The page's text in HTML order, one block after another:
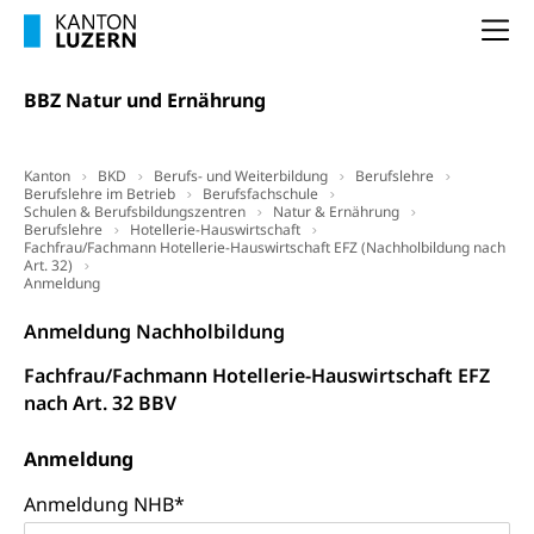
BBZ Natur und Ernährung
Kanton BKD Berufs- und Weiterbildung
Berufslehre
Berufslehre im Betrieb
Berufsfachschule
Schulen & Berufsbildungszentren
Natur & Ernährung
Berufslehre
Hotellerie-Hauswirtschaft
Fachfrau/Fachmann Hotellerie-Hauswirtschaft EFZ (Nachholbildung nach
Art. 32)
Anmeldung
Anmeldung Nachholbildung
Fachfrau/Fachmann Hotellerie-Hauswirtschaft EFZ
nach Art. 32 BBV
Anmeldung
Anmeldung NHB*
internationale Erschöpfung, Preisabsprache, Kartell,
Cassis-deDijon-Prinzip
Lebensmittelkontrolle und
Verbraucherschutz
Krankenversicherung
Krankenkasse
Krankenversicherung (WAS Luzern)
Luzern)
Kranken- und Unfallversicherung
Lebensmittelsicherheit
sichere Lebensmittel, Lebensmittelkontrolle,
Lebensmittelhygiene, Produktesicherheit
Trinkwasser
Lebensmittel
Prävention
Gesundheitsvorsorge, Wellness, Unfallverhütung,
Suchtprävention, Alkoholprävention,
Sekundärprävention, Tertiärprävention
Darmkrebsvorsorge
Soziale Sicherheit